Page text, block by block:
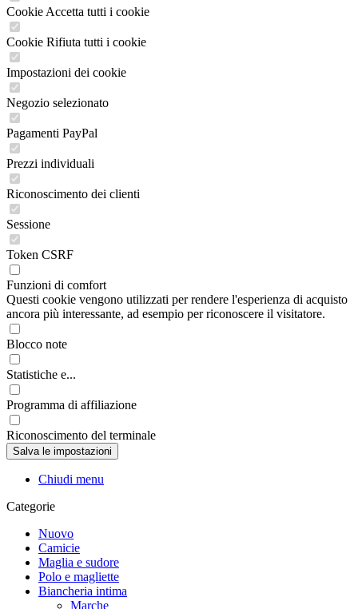
Cookie Accetta tutti i cookie
Cookie Rifiuta tutti i cookie
Impostazioni dei cookie
Negozio selezionato
Pagamenti PayPal
Prezzi individuali
Riconoscimento dei clienti
Sessione
Token CSRF
Funzioni di comfort
Questi cookie vengono utilizzati per rendere l'esperienza di acquisto
ancora più interessante, ad esempio per riconoscere il visitatore.
Blocco note
Statistiche e...
Programma di affiliazione
Riconoscimento del terminale
Chiudi menu
Categorie
Nuovo
Camicie
Maglia e sudore
Polo e magliette
Biancheria intima
Marche